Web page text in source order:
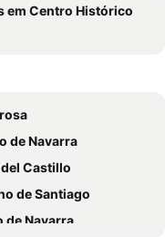
Pamplona Noain
El Toro
Plaza
La Perla
em Centro Histórico
de Navarra
Castillo
de Santiago
de Navarra